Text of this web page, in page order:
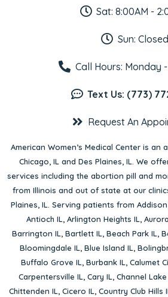
Sat: 8:00AM -
Sun: Closed
Call Hours: Monday
Text Us: (773)
Request An
American Women’s Medical Center is
Chicago, IL and Des Plaines, IL. We
services including the abortion pill and
from Illinois and out of state at our
Plaines, IL. Serving patients from
Antioch IL, Arlington Heights IL,
Barrington IL, Bartlett IL, Beach Park IL,
Bloomingdale IL, Blue Island IL,
Buffalo Grove IL, Burbank IL, Calumet
Carpentersville IL, Cary IL, Channel Lake
Chittenden IL, Cicero IL, Country Club Hills